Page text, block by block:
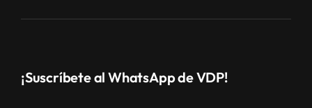
¡Suscríbete al WhatsApp de VDP!